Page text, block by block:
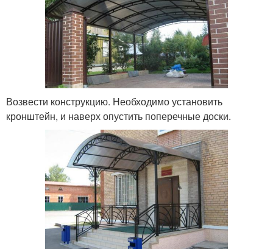
Возвести конструкцию. Необходимо установить
кронштейн, и наверх опустить поперечные доски.